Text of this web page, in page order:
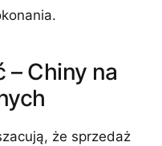
– Chiny na
że sprzedaż